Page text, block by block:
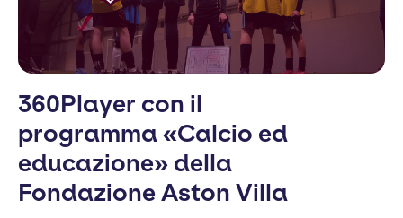
360Player con il
programma «Calcio ed
educazione» della
Fondazione Aston Villa